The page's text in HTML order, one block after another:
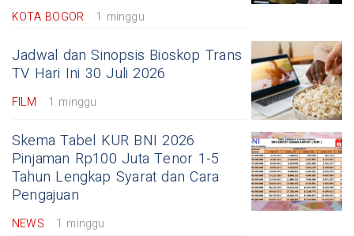
KOTA BOGOR 1 minggu
Jadwal dan Sinopsis Bioskop Trans
TV Hari Ini 30 Juli 2026
FILM 1 minggu
Skema Tabel KUR BNI 2026
Pinjaman Rp100 Juta Tenor 1-5
Tahun Lengkap Syarat dan Cara
Pengajuan
NEWS 1 minggu